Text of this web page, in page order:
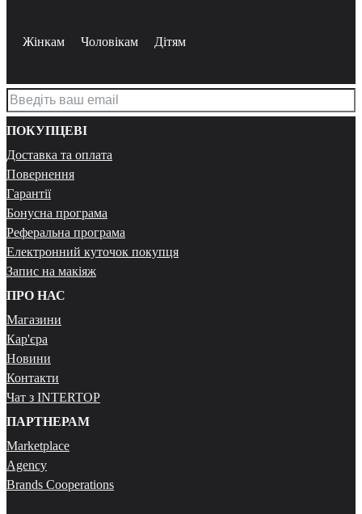
Жінкам Чоловікам Дітям
ПОКУПЦЕВІ
Доставка та оплата
Повернення
Гарантії
Бонусна програма
Реферальна програма
Електронний куточок покупця
Запис на макіяж
ПРО НАС
Магазини
Кар'єра
Новини
Контакти
Чат з INTERTOP
ПАРТНЕРАМ
Marketplace
Agency
Brands Cooperations